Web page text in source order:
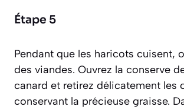
Étape 5
Pendant que les haricots cuisent,
des viandes. Ouvrez la conserve
canard et retirez délicatement les
conservant la précieuse graisse.